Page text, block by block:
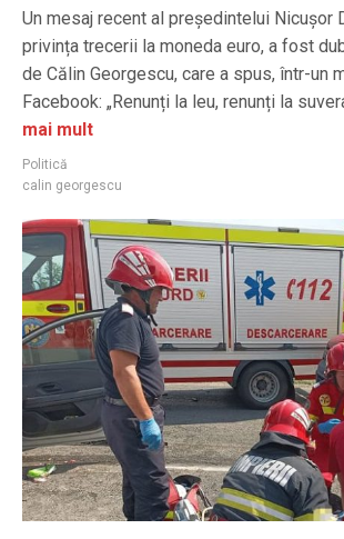
Un mesaj recent al președintelui Nicușor
privința trecerii la moneda euro, a fost
de Călin Georgescu, care a spus, într-un
Facebook: „Renunți la leu, renunți la
mai mult
Politică
calin georgescu